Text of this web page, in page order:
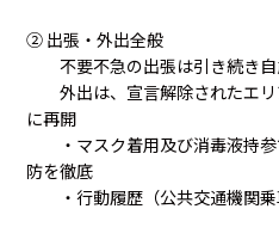
② 出張・外出全般
不要不急の出張は引き続き自
外出は、宣言解除されたエリ
に再開
・マスク着用及び消毒液持参
防を徹底
・行動履歴（公共交通機関乗